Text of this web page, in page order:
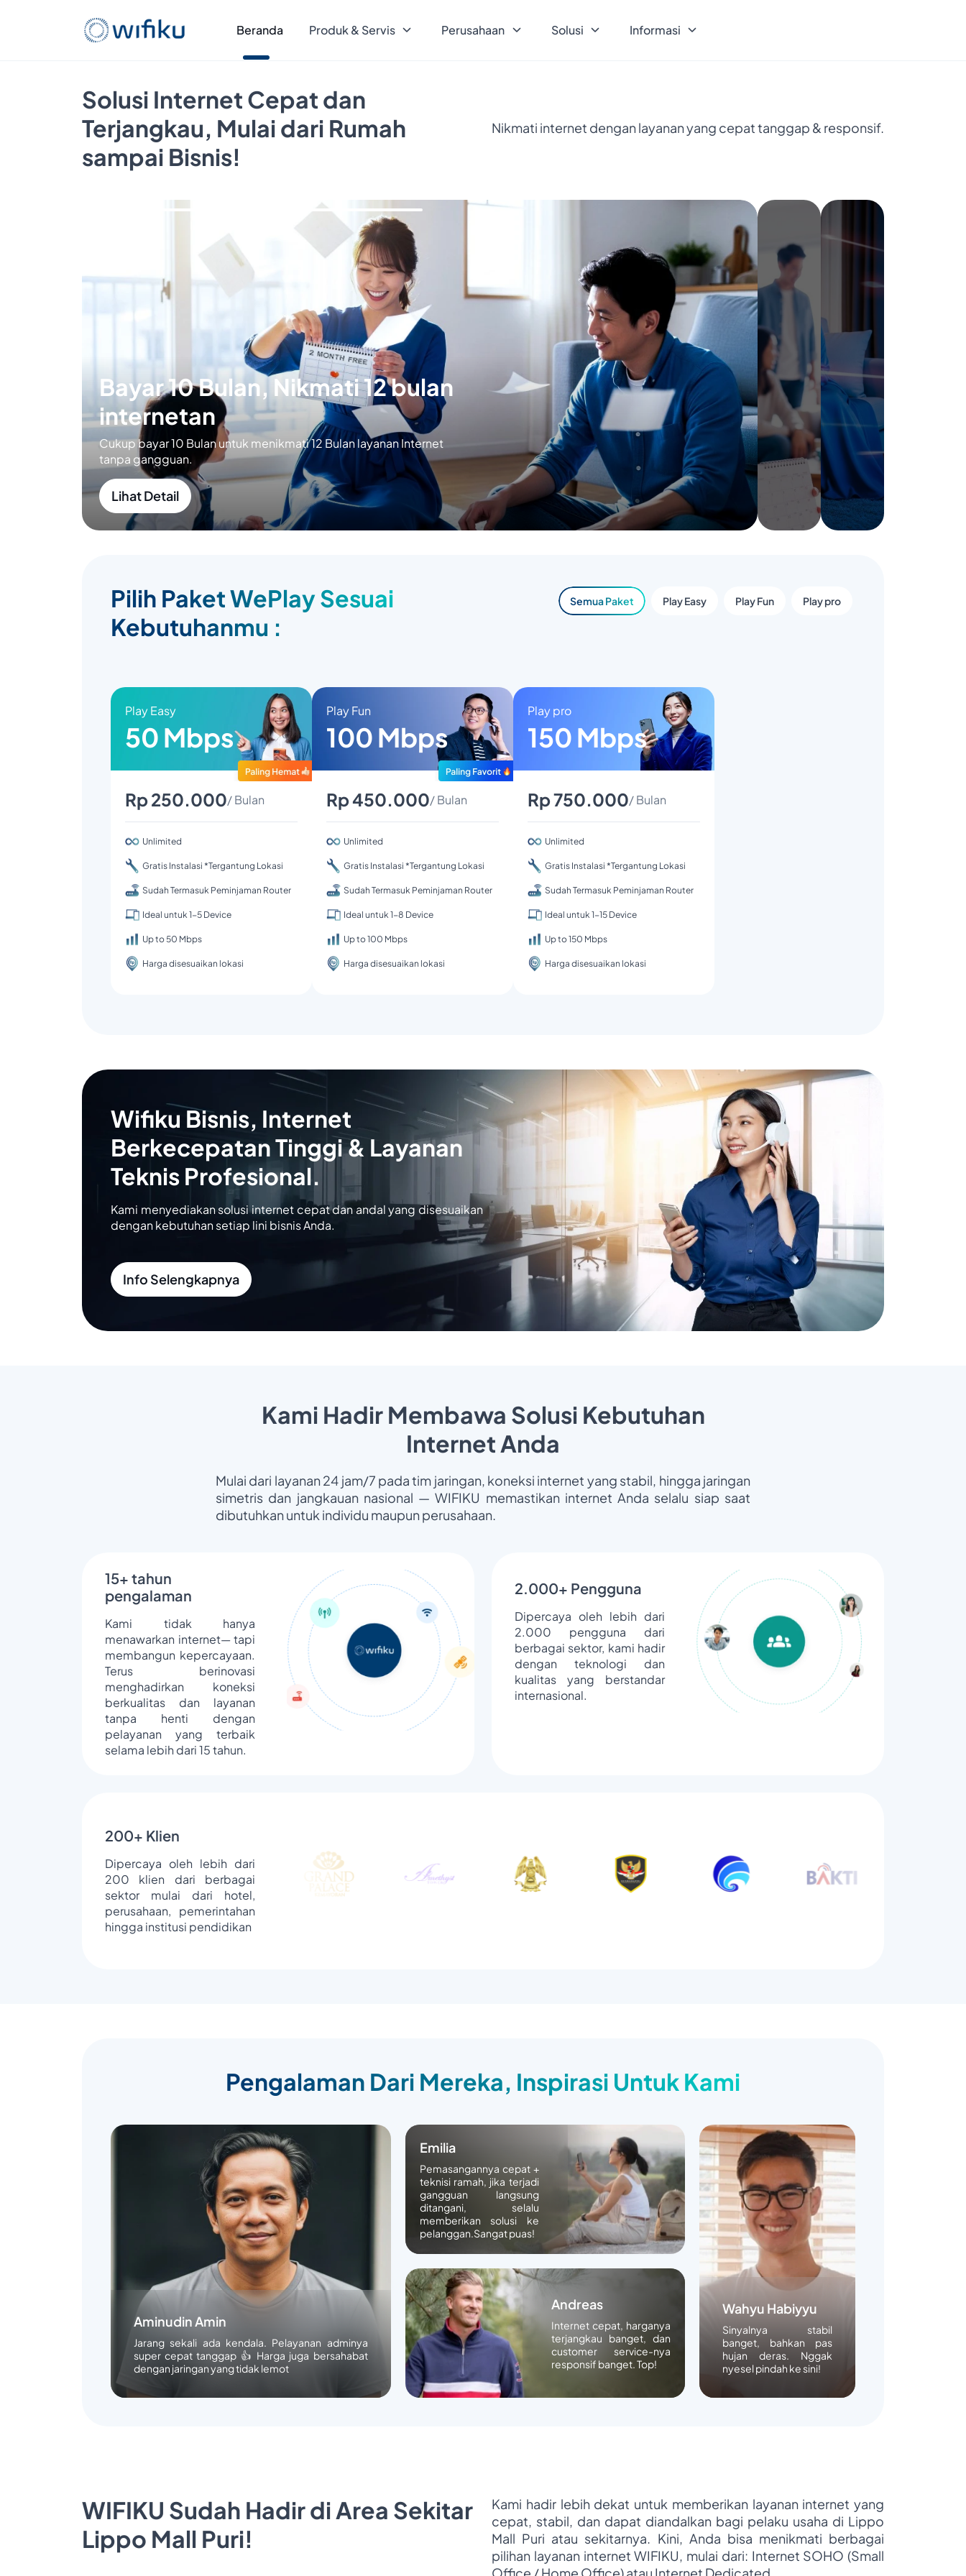
Beranda Produk & Servis Perusahaan Solusi Informasi
Solusi Internet Cepat dan
Terjangkau, Mulai dari Rumah
sampai Bisnis!
Nikmati internet dengan layanan yang cepat tanggap & responsif.
Bayar 10 Bulan, Nikmati 12 bulan
internetan
Cukup bayar 10 Bulan untuk menikmati 12 Bulan layanan Internet
tanpa gangguan.
Lihat Detail
Pilih Paket WePlay Sesuai
Kebutuhanmu :
Semua Paket Play Easy Play Fun Play pro
Play Easy
50 Mbps
Rp 250.000/ Bulan
Unlimited
Gratis Instalasi *Tergantung Lokasi
Sudah Termasuk Peminjaman Router
Ideal untuk 1-5 Device
Up to 50 Mbps
Harga disesuaikan lokasi
Play Fun
100 Mbps
Rp 450.000/ Bulan
Unlimited
Gratis Instalasi *Tergantung Lokasi
Sudah Termasuk Peminjaman Router
Ideal untuk 1-8 Device
Up to 100 Mbps
Harga disesuaikan lokasi
Play pro
150 Mbps
Rp 750.000/ Bulan
Unlimited
Gratis Instalasi *Tergantung Lokasi
Sudah Termasuk Peminjaman Router
Ideal untuk 1-15 Device
Up to 150 Mbps
Harga disesuaikan lokasi
Wifiku Bisnis, Internet
Berkecepatan Tinggi & Layanan
Teknis Profesional.
Kami menyediakan solusi internet cepat dan andal yang disesuaikan
dengan kebutuhan setiap lini bisnis Anda.
Info Selengkapnya
Kami Hadir Membawa Solusi Kebutuhan
Internet Anda
Mulai dari layanan 24 jam/7 pada tim jaringan, koneksi internet yang stabil, hingga jaringan
simetris dan jangkauan nasional — WIFIKU memastikan internet Anda selalu siap saat
dibutuhkan untuk individu maupun perusahaan.
15+ tahun
pengalaman
Kami tidak hanya
menawarkan internet— tapi
membangun kepercayaan.
Terus berinovasi
menghadirkan koneksi
berkualitas dan layanan
tanpa henti dengan
pelayanan yang terbaik
selama lebih dari 15 tahun.
2.000+ Pengguna
Dipercaya oleh lebih dari
2.000 pengguna dari
berbagai sektor, kami hadir
dengan teknologi dan
kualitas yang berstandar
internasional.
200+ Klien
Dipercaya oleh lebih dari
200 klien dari berbagai
sektor mulai dari hotel,
perusahaan, pemerintahan
hingga institusi pendidikan
Pengalaman Dari Mereka, Inspirasi Untuk Kami
Aminudin Amin
Jarang sekali ada kendala. Pelayanan adminya
super cepat tanggap 👍 Harga juga bersahabat
dengan jaringan yang tidak lemot
Emilia
Pemasangannya cepat +
teknisi ramah, jika terjadi
gangguan langsung
ditangani, selalu
memberikan solusi ke
pelanggan.Sangat puas!
Wahyu Habiyyu
Sinyalnya stabil
banget, bahkan pas
hujan deras. Nggak
nyesel pindah ke sini!
Andreas
Internet cepat, harganya
terjangkau banget, dan
customer service-nya
responsif banget. Top!
WIFIKU Sudah Hadir di Area Sekitar
Lippo Mall Puri!
Kami hadir lebih dekat untuk memberikan layanan internet yang
cepat, stabil, dan dapat diandalkan bagi pelaku usaha di Lippo
Mall Puri atau sekitarnya. Kini, Anda bisa menikmati berbagai
pilihan layanan internet WIFIKU, mulai dari: Internet SOHO (Small